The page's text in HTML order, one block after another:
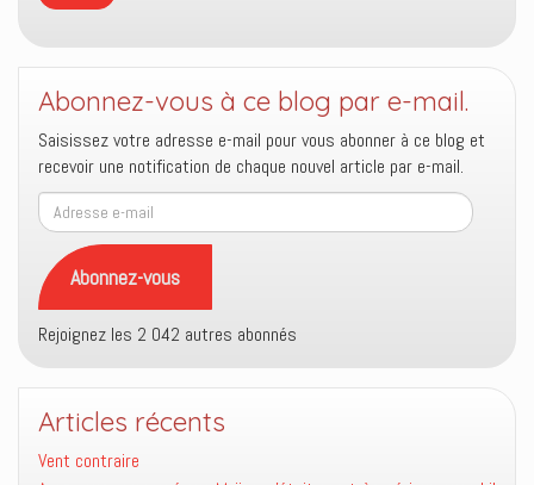
Abonnez-vous à ce blog par e-mail.
Saisissez votre adresse e-mail pour vous abonner à ce blog et
recevoir une notification de chaque nouvel article par e-mail.
Adresse
e-
mail
Abonnez-vous
Rejoignez les 2 042 autres abonnés
Articles récents
Vent contraire